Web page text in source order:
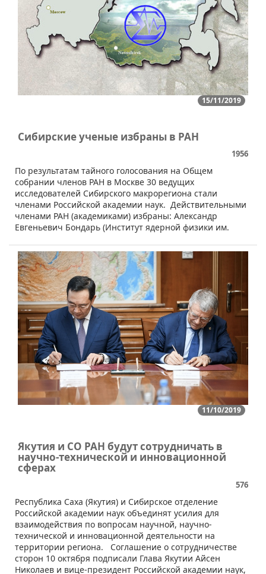
15/11/2019
Сибирские ученые избраны в РАН
1956
​По результатам тайного голосования на Общем
собрании членов РАН в Москве 30 ведущих
исследователей Сибирского макрорегиона стали
членами Российской академии наук. Действительными
членами РАН (академиками) избраны: Александр
Евгеньевич Бондарь (Институт ядерной физики им.
11/10/2019
Якутия и СО РАН будут сотрудничать в
научно-технической и инновационной
сферах
576
Республика Саха (Якутия) и Сибирское отделение
Российской академии наук объединят усилия для
взаимодействия по вопросам научной, научно-
технической и инновационной деятельности на
территории региона. Соглашение о сотрудничестве
сторон 10 октября подписали Глава Якутии Айсен
Николаев и вице-президент Российской академии наук,